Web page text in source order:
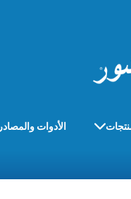
الأدوات والمصادر